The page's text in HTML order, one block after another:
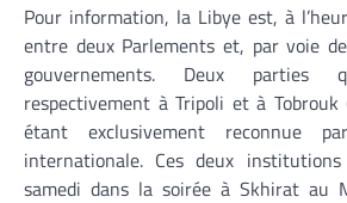
Pour information, la Libye est, à
entre deux Parlements et, par voie
gouvernements. Deux parties
respectivement à Tripoli et à
étant exclusivement reconnue
internationale. Ces deux
samedi dans la soirée à Skhirat au